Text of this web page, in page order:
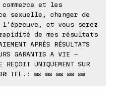
et les
sexuelle, changer de
et vous serez
de mes résultats
APRÈS RÉSULTATS
GARANTIS A VIE -
REÇOIT UNIQUEMENT SUR
TEL.: ⊠⊠ ⊠⊠ ⊠⊠ ⊠⊠ ⊠⊠